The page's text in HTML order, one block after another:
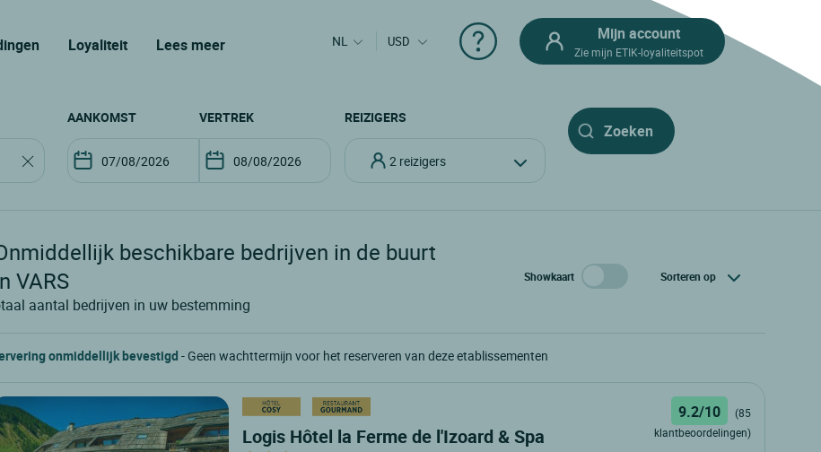
Loyaliteit Lees meer NL USD Mijn account
Zie mijn ETIK-loyaliteitspot
AANKOMST VERTREK REIZIGERS
2 reizigers
beschikbare bedrijven in de buurt
VARS
aantal bedrijven in uw bestemming
Showkaart Sorteren op
onmiddellijk bevestigd - Geen wachttermijn voor het reserveren van deze etablissementen
Logis Hôtel la Ferme de l'Izoard & Spa
9.2/10
(85
klantbeoordelingen)